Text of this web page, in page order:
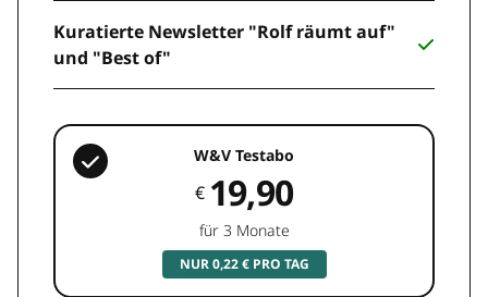
Kuratierte Newsletter "Rolf räumt auf"
und "Best of"
W&V Testabo
€ 19,90
für 3 Monate
NUR 0,22 € PRO TAG